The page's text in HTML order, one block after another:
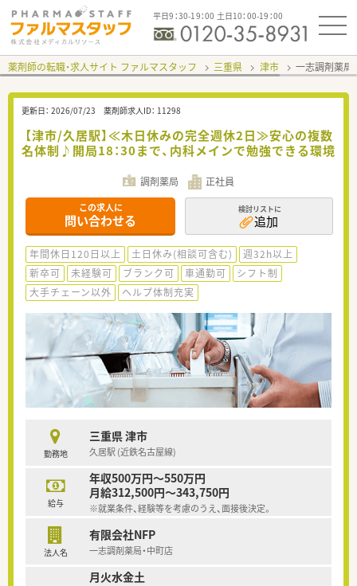
平日9：30-19：00 土日10：00-19：00
薬剤師の転職・求人サイト ファルマスタッフ 三重県 津市 一志調剤薬局
更新日： 2026/07/23 薬剤師求人ID： 11298
【津市/久居駅】≪木日休みの完全週休2日≫安心の複数
名体制♪開局18：30まで、内科メインで勉強できる環境
調剤薬局 正社員
この求人に
問い合わせる
検討リストに
追加
年間休日120日以上 土日休み(相談可含む)
週32h以上
新卒可
未経験可 ブランク可 車通勤可
シフト制
大手チェーン以外
ヘルプ体制充実
勤務地
三重県 津市
久居駅 (近鉄名古屋線)
給与
年収500万円～550万円
月給312,500円～343,750円
※就業条件、経験等を考慮のうえ、面接後決定。
法人名
有限会社NFP
一志調剤薬局・中町店
月火水金土